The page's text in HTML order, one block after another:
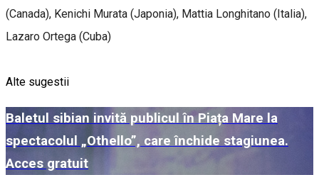
(Canada), Kenichi Murata (Japonia), Mattia Longhitano (Italia),
Lazaro Ortega (Cuba)
Alte sugestii
Baletul sibian invită publicul în Piața Mare la
spectacolul „Othello”, care închide stagiunea.
Acces gratuit